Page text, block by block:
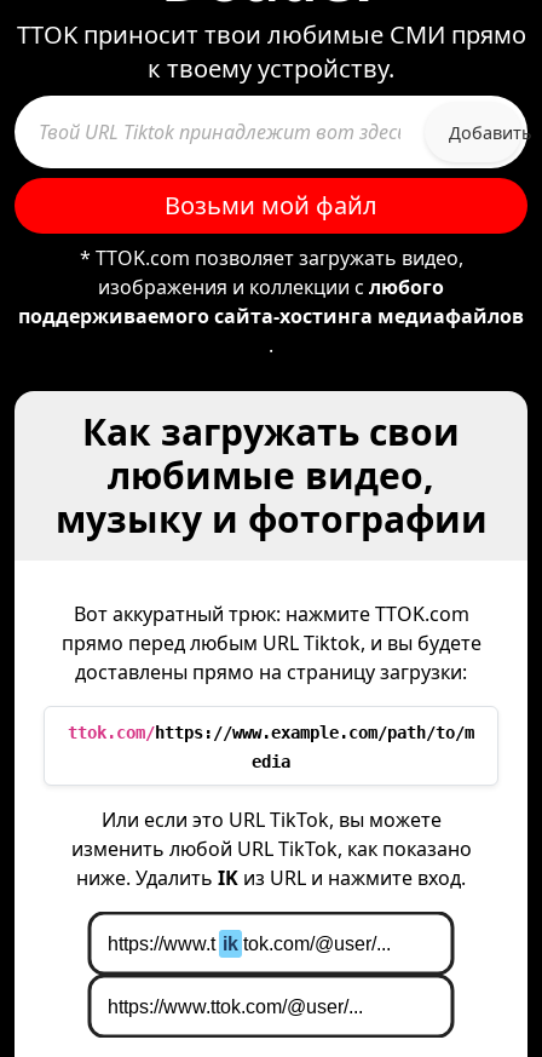
TTOK приносит твои любимые СМИ прямо
к твоему устройству.
Добавить
Возьми мой файл
* TTOK.com позволяет загружать видео,
изображения и коллекции с любого
поддерживаемого сайта-хостинга медиафайлов
.
Как загружать свои
любимые видео,
музыку и фотографии
Вот аккуратный трюк: нажмите TTOK.com
прямо перед любым URL Tiktok, и вы будете
доставлены прямо на страницу загрузки:
ttok.com/https://www.example.com/path/to/m
edia
Или если это URL TikTok, вы можете
изменить любой URL TikTok, как показано
ниже. Удалить IK из URL и нажмите вход.